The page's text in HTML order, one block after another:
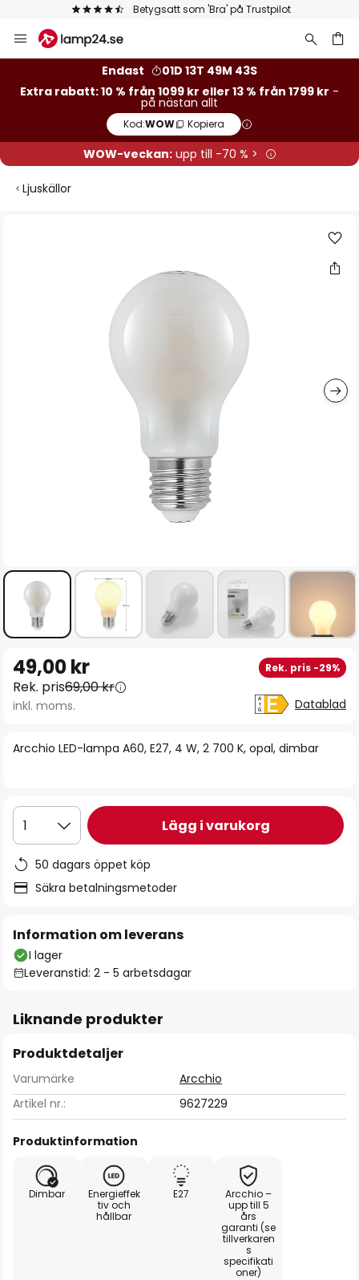
Betygsatt som 'Bra' på Trustpilot
Hoppa
till
Endast
01D 13T 49M 42S
Extra rabatt: 10 % från 1099 kr eller 13 % från 1799 kr -
på nästan allt
Kod:WOW Kopiera
WOW-veckan:upp till -70 % >
Ljuskällor
till
början
av
Arcchio LED-lampa A60, E27, 4 W, 2 700 K, opal, dimbar
49,00 kr Rek. pris -29%
Rek. pris69,00 kr
inkl. moms. Datablad
1 Lägg i varukorg
50 dagars öppet köp
Säkra betalningsmetoder
Information om leverans
I lager
Leveranstid: 2 - 5 arbetsdagar
Liknande produkter
Produktdetaljer
Varumärke
Arcchio
Artikel nr.:
9627229
Produktinformation
Dimbar
Energieffek
tiv och
hållbar
E27
Arcchio –
upp till 5
års
garanti (se
tillverkaren
s
specifikati
oner)